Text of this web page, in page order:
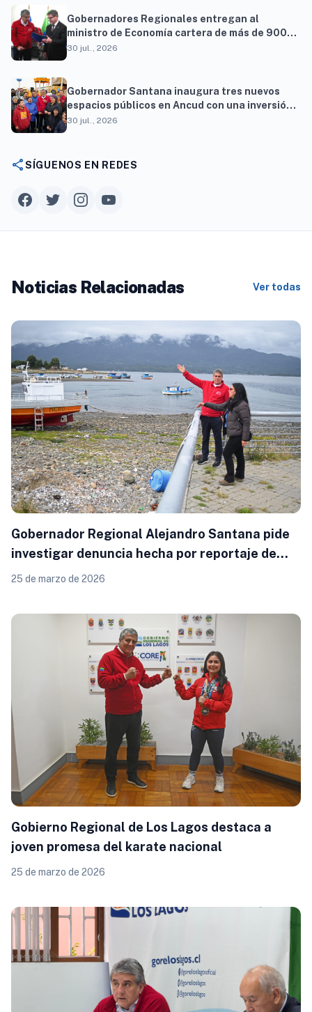
Gobernadores Regionales entregan al
ministro de Economía cartera de más de 900
proyectos que proyectan generar cerca de 27
30 jul., 2026
Gobernador Santana inaugura tres nuevos
espacios públicos en Ancud con una inversión
superior a $294 millones
30 jul., 2026
shareSÍGUENOS EN REDES
Noticias Relacionadas Ver todas
Gobernador Regional Alejandro Santana pide
investigar denuncia hecha por reportaje de
canal 24 Horas
25 de marzo de 2026
Gobierno Regional de Los Lagos destaca a
joven promesa del karate nacional
25 de marzo de 2026